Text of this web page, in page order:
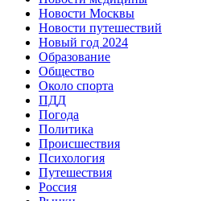
Новости Москвы
Новости путешествий
Новый год 2024
Образование
Общество
Около спорта
ПДД
Погода
Политика
Происшествия
Психология
Путешествия
Россия